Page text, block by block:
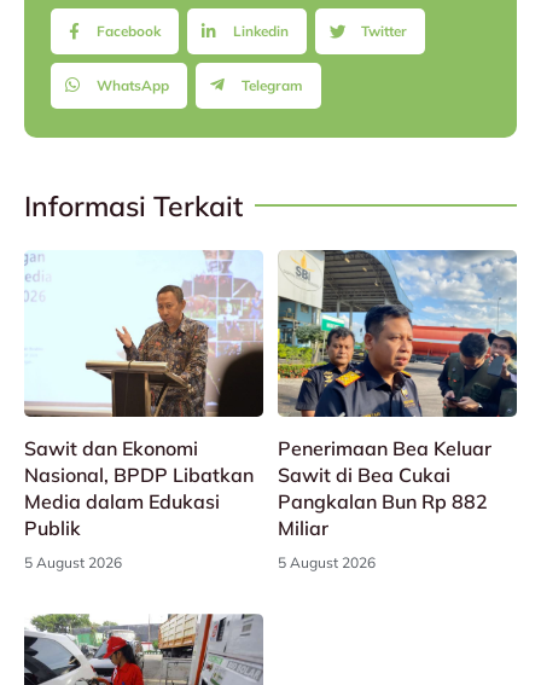
Facebook Linkedin Twitter
WhatsApp Telegram
Informasi Terkait
Sawit dan Ekonomi
Nasional, BPDP Libatkan
Media dalam Edukasi
Publik
5 August 2026
Penerimaan Bea Keluar
Sawit di Bea Cukai
Pangkalan Bun Rp 882
Miliar
5 August 2026